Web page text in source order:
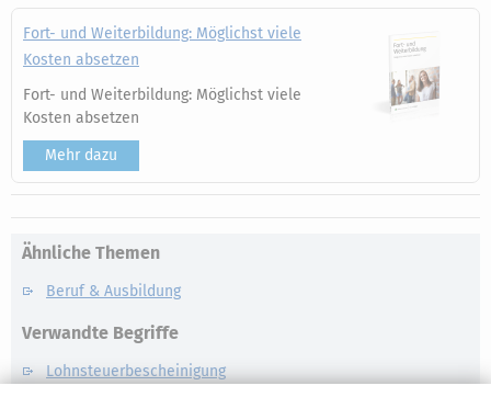
Fort- und Weiterbildung: Möglichst viele
Kosten absetzen
Fort- und Weiterbildung: Möglichst viele
Kosten absetzen
Mehr dazu
Ähnliche Themen
Beruf & Ausbildung
Verwandte Begriffe
Lohnsteuerbescheinigung